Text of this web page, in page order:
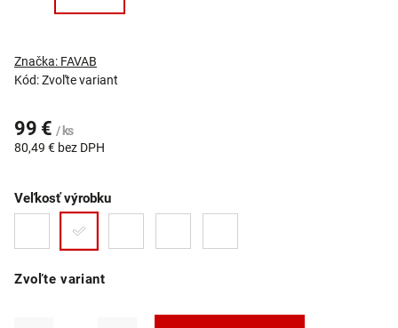
Kód:Zvoľte variant
Značka: FAVAB
99 € / ks
80,49 € bez DPH
Zvoľte variant
Veľkosť výrobku